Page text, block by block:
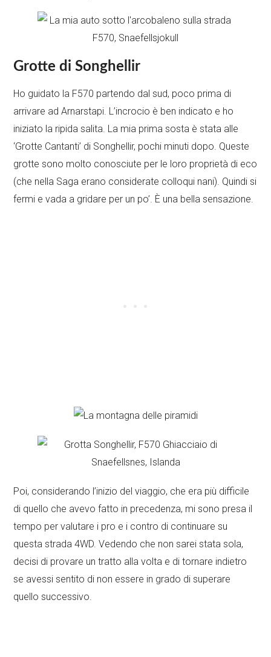
Grotte di Songhellir
Ho guidato la F570 partendo dal sud, poco prima di
arrivare ad Arnarstapi. L’incrocio è ben indicato e ho
iniziato la ripida salita. La mia prima sosta è stata alle
‘Grotte Cantanti’ di Songhellir, pochi minuti dopo. Queste
grotte sono molto conosciute per le loro proprietà di eco
(che nella Saga erano considerate colloqui nani). Quindi si
fermi e vada a gridare per un po’. È una bella sensazione.
Poi, considerando l’inizio del viaggio, che era più difficile
di quello che avevo fatto in precedenza, mi sono presa il
tempo per valutare i pro e i contro di continuare su
questa strada 4WD. Vedendo che non sarei stata sola,
decisi di provare un tratto alla volta e di tornare indietro
se avessi sentito di non essere in grado di superare
quello successivo.